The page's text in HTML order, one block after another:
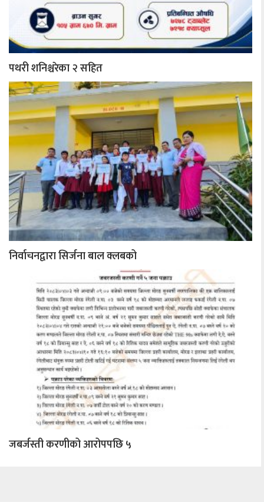
पथरी शनिश्चरेका २ सहित
निर्वाचनद्वारा सिर्जना बाल क्लबको
जबर्जस्ती करणीको आरोपपछि ५